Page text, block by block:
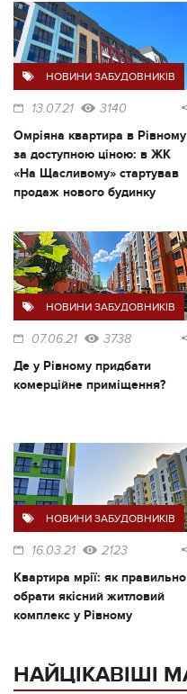
НОВИНИ ЗАБУДОВНИКІВ
13.07.21 3140
Омріяна квартира в Рівному
за доступною ціною: в ЖК
«На Щасливому» стартував
продаж нового будинку
НОВИНИ ЗАБУДОВНИКІВ
07.06.21 3738
Де у Рівному придбати
комерційне приміщення?
НОВИНИ ЗАБУДОВНИКІВ
16.03.21 2123
Квартира мрії: як правильно
обрати якісний житловий
комплекс у Рівному
НАЙЦІКАВІШІ